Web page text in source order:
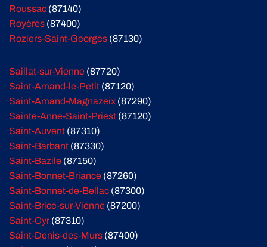
Roussac (87140)
Royères (87400)
Roziers-Saint-Georges (87130)
Saillat-sur-Vienne (87720)
Saint-Amand-le-Petit (87120)
Saint-Amand-Magnazeix (87290)
Sainte-Anne-Saint-Priest (87120)
Saint-Auvent (87310)
Saint-Barbant (87330)
Saint-Bazile (87150)
Saint-Bonnet-Briance (87260)
Saint-Bonnet-de-Bellac (87300)
Saint-Brice-sur-Vienne (87200)
Saint-Cyr(87310)
Saint-Denis-des-Murs (87400)